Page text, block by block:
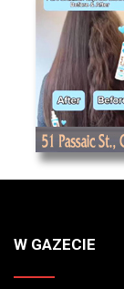
W GAZECIE